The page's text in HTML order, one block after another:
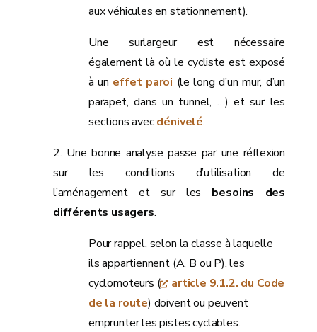
aux véhicules en stationnement).
Une surlargeur est nécessaire
également là où le cycliste est exposé
à un effet paroi (le long d’un mur, d’un
parapet, dans un tunnel, …) et sur les
sections avecdénivelé.
2. Une bonne analyse passe par une réflexion
sur les conditions d’utilisation de
l’aménagement et sur les besoins des
différents usagers.
Pour rappel, selon la classe à laquelle
ils appartiennent (A, B ou P), les
cyclomoteurs (
article 9.1.2. du Code
de la route) doivent ou peuvent
emprunter les pistes cyclables.